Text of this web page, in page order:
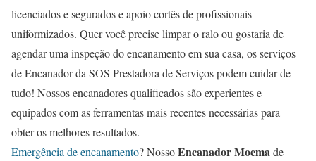
licenciados e segurados e apoio cortês de profissionais
uniformizados. Quer você precise limpar o ralo ou gostaria de
agendar uma inspeção do encanamento em sua casa, os serviços
de Encanador da SOS Prestadora de Serviços podem cuidar de
tudo! Nossos encanadores qualificados são experientes e
equipados com as ferramentas mais recentes necessárias para
obter os melhores resultados.
Emergência de encanamento? NossoEncanador Moemade